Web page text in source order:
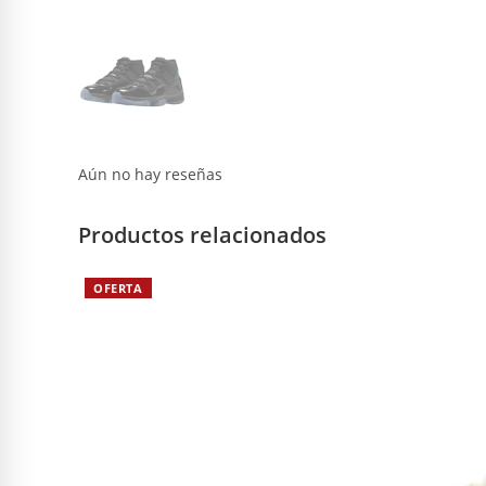
Aún no hay reseñas
Productos relacionados
OFERTA